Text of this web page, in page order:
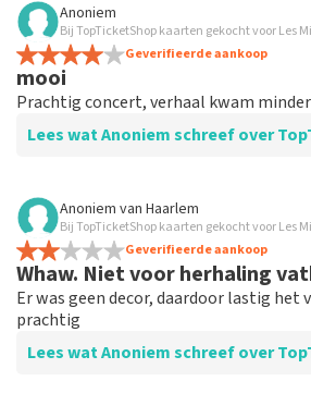
We hadden duurdere
al betaald.We hebben wel
we nu zaten was het zicht
ons zo onze dienstverlening te
Vervelend dat u niet tevreden bent
dienstverlening te verbeteren.
Topticketshop
Reactie van TopTicketShop
Anoniem
Bij TopTicketShop kaarten gekocht voor Les
Geverifieerde aankoop
mooi
Prachtig concert, verhaal kwam
Lees wat Anoniem schreef over
Beoordeling van Anoniem over
Zoals altijd, prima
Anoniem van Haarlem
Bij TopTicketShop kaarten gekocht voor Les
Geverifieerde aankoop
Whaw. Niet voor herhaling
Er was geen decor, daardoor lastig
prachtig
Lees wat Anoniem schreef over